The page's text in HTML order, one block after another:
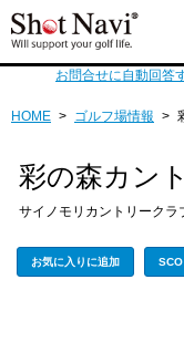
お問合せに自動回答
HOME > ゴルフ場情報 >
彩の森カン
サイノモリカントリークラ
お気に入りに追加